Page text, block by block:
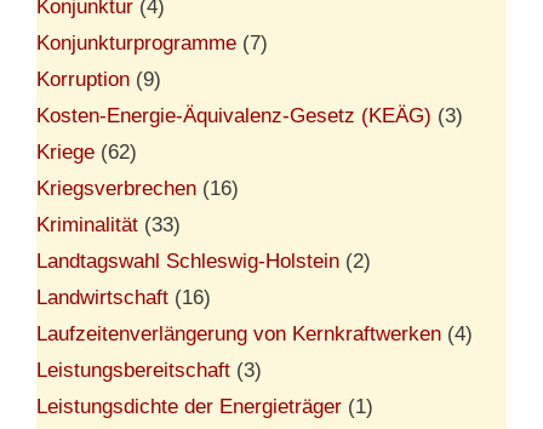
Konjunktur (4)
Konjunkturprogramme (7)
Korruption (9)
Kosten-Energie-Äquivalenz-Gesetz (KEÄG) (3)
Kriege (62)
Kriegsverbrechen (16)
Kriminalität (33)
Landtagswahl Schleswig-Holstein (2)
Landwirtschaft (16)
Laufzeitenverlängerung von Kernkraftwerken (4)
Leistungsbereitschaft (3)
Leistungsdichte der Energieträger (1)